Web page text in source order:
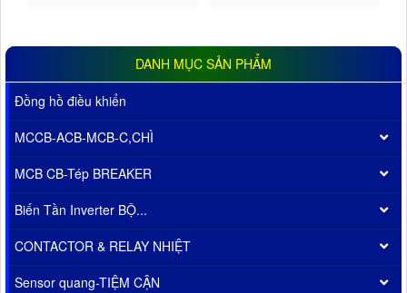
DANH MỤC SẢN PHẨM
Đồng hồ điều khiển
MCCB-ACB-MCB-C,CHÌ
MCB CB-Tép BREAKER
Biến Tần Inverter BỘ...
CONTACTOR & RELAY NHIỆT
Sensor quang-TIỆM CẬN